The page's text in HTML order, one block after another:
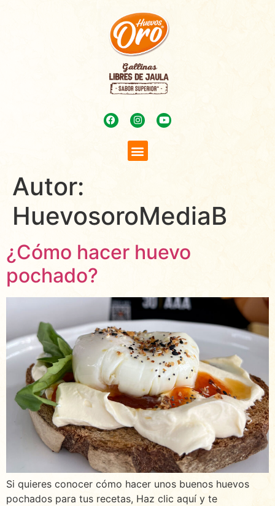
Autor:
HuevosoroMediaB
¿Cómo hacer huevo
pochado?
Si quieres conocer cómo hacer unos buenos huevos
pochados para tus recetas, Haz clic aquí y te